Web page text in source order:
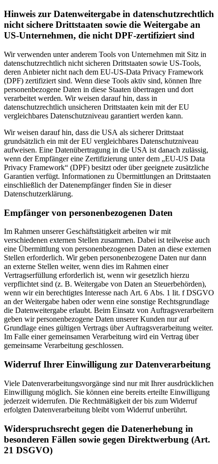
Hinweis zur Datenweitergabe in datenschutzrechtlich
nicht sichere Drittstaaten sowie die Weitergabe an
US-Unternehmen, die nicht DPF-zertifiziert sind
Wir verwenden unter anderem Tools von Unternehmen mit Sitz in
datenschutzrechtlich nicht sicheren Drittstaaten sowie US-Tools,
deren Anbieter nicht nach dem EU-US-Data Privacy Framework
(DPF) zertifiziert sind. Wenn diese Tools aktiv sind, können Ihre
personenbezogene Daten in diese Staaten übertragen und dort
verarbeitet werden. Wir weisen darauf hin, dass in
datenschutzrechtlich unsicheren Drittstaaten kein mit der EU
vergleichbares Datenschutzniveau garantiert werden kann.
Wir weisen darauf hin, dass die USA als sicherer Drittstaat
grundsätzlich ein mit der EU vergleichbares Datenschutzniveau
aufweisen. Eine Datenübertragung in die USA ist danach zulässig,
wenn der Empfänger eine Zertifizierung unter dem „EU-US Data
Privacy Framework“ (DPF) besitzt oder über geeignete zusätzliche
Garantien verfügt. Informationen zu Übermittlungen an Drittstaaten
einschließlich der Datenempfänger finden Sie in dieser
Datenschutzerklärung.
Empfänger von personenbezogenen Daten
Im Rahmen unserer Geschäftstätigkeit arbeiten wir mit
verschiedenen externen Stellen zusammen. Dabei ist teilweise auch
eine Übermittlung von personenbezogenen Daten an diese externen
Stellen erforderlich. Wir geben personenbezogene Daten nur dann
an externe Stellen weiter, wenn dies im Rahmen einer
Vertragserfüllung erforderlich ist, wenn wir gesetzlich hierzu
verpflichtet sind (z. B. Weitergabe von Daten an Steuerbehörden),
wenn wir ein berechtigtes Interesse nach Art. 6 Abs. 1 lit. f DSGVO
an der Weitergabe haben oder wenn eine sonstige Rechtsgrundlage
die Datenweitergabe erlaubt. Beim Einsatz von Auftragsverarbeitern
geben wir personenbezogene Daten unserer Kunden nur auf
Grundlage eines gültigen Vertrags über Auftragsverarbeitung weiter.
Im Falle einer gemeinsamen Verarbeitung wird ein Vertrag über
gemeinsame Verarbeitung geschlossen.
Widerruf Ihrer Einwilligung zur Datenverarbeitung
Viele Datenverarbeitungsvorgänge sind nur mit Ihrer ausdrücklichen
Einwilligung möglich. Sie können eine bereits erteilte Einwilligung
jederzeit widerrufen. Die Rechtmäßigkeit der bis zum Widerruf
erfolgten Datenverarbeitung bleibt vom Widerruf unberührt.
Widerspruchsrecht gegen die Datenerhebung in
besonderen Fällen sowie gegen Direktwerbung (Art.
21 DSGVO)